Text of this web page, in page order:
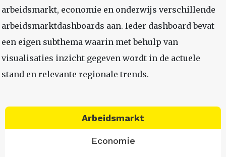
arbeidsmarkt, economie en onderwijs verschillende
arbeidsmarktdashboards aan. Ieder dashboard bevat
een eigen subthema waarin met behulp van
visualisaties inzicht gegeven wordt in de actuele
stand en relevante regionale trends.
Arbeidsmarkt
Economie